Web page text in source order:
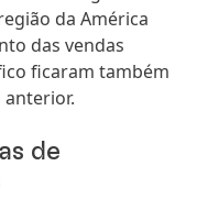
da América
das vendas
ficaram também
de